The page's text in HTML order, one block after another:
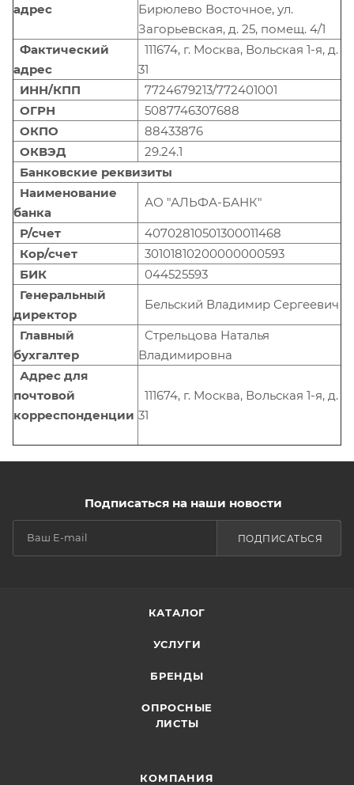
адрес
Бирюлево Восточное, ул.
Загорьевская, д. 25, помещ. 4/1
Фактический
адрес
111674, г. Москва, Вольская 1-я, д.
31
ИНН/КПП
7724679213/772401001
ОГРН
5087746307688
ОКПО
88433876
ОКВЭД
29.24.1
Банковские реквизиты
Наименование
банка
АО "АЛЬФА-БАНК"
Р/счет
40702810501300011468
Кор/счет
30101810200000000593
БИК
044525593
Генеральный
директор
Бельский Владимир Сергеевич
Главный
бухгалтер
Стрельцова Наталья
Владимировна
Адрес для
почтовой
корреспонденции
111674, г. Москва, Вольская 1-я, д.
31
Подписаться на наши новости
ПОДПИСАТЬСЯ
КАТАЛОГ
УСЛУГИ
БРЕНДЫ
ОПРОСНЫЕ
ЛИСТЫ
КОМПАНИЯ